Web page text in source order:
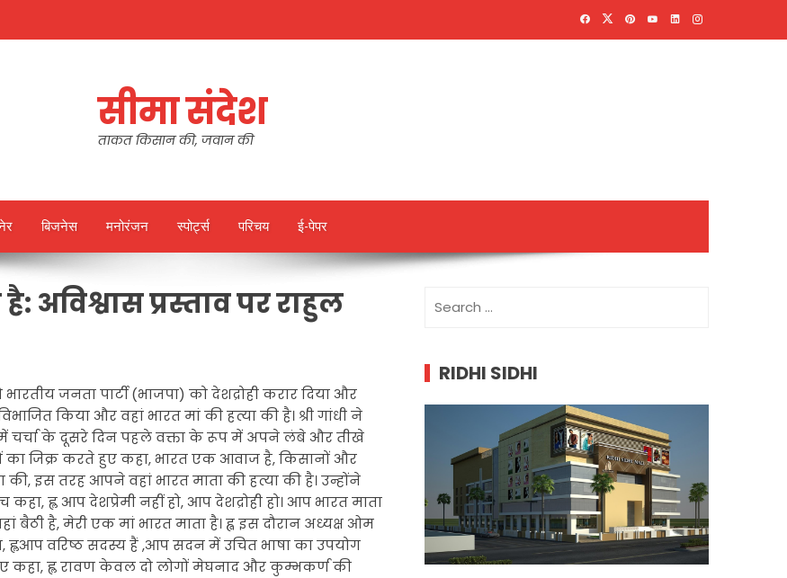
सीमा संदेश
ताकत किसान की, जवान की
बिजनेस मनोरंजन स्पोर्ट्स परिचय ई-पेपर
अविश्वास प्रस्ताव पर राहुल
जनता पार्टी (भाजपा) को देशद्रोही करार दिया और
किया और वहां भारत मां की हत्या की है। श्री गांधी ने
में चर्चा के दूसरे दिन पहले वक्ता के रूप में अपने लंबे और तीखे
का जिक्र करते हुए कहा, भारत एक आवाज है, किसानों और
इस तरह आपने वहां भारत माता की हत्या की है। उन्होंने
ह्ल आप देशप्रेमी नहीं हो, आप देशद्रोही हो। आप भारत माता
बैठी है, मेरी एक मां भारत माता है। ह्व इस दौरान अध्यक्ष ओम
ह्लआप वरिष्ठ सदस्य हैं ,आप सदन में उचित भाषा का उपयोग
हुए कहा, ह्ल रावण केवल दो लोगों मेघनाद और कुम्भकर्ण की
for:
RIDHI SIDHI